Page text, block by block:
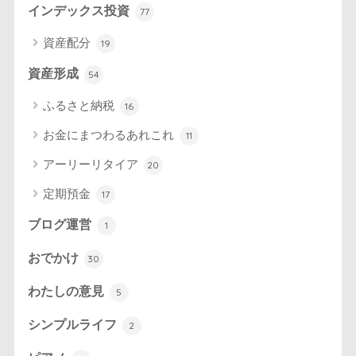
インデックス投資 77
資産配分 19
資産形成 54
ふるさと納税 16
お金にまつわるあれこれ 11
アーリーリタイア 20
定期預金 17
ブログ運営 1
おでかけ 30
わたしの意見 5
シンプルライフ 2